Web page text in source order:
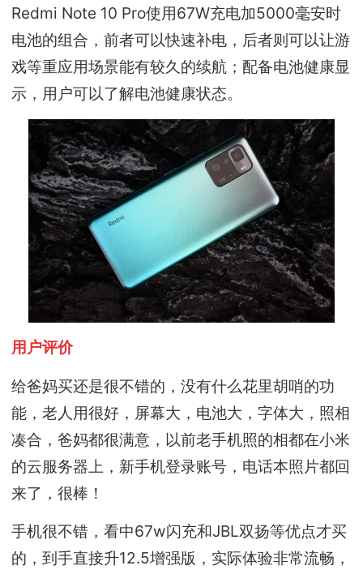
Redmi Note 10 Pro使用67W充电加5000毫安时
电池的组合，前者可以快速补电，后者则可以让游
戏等重应用场景能有较久的续航；配备电池健康显
示，用户可以了解电池健康状态。
用户评价
给爸妈买还是很不错的，没有什么花里胡哨的功
能，老人用很好，屏幕大，电池大，字体大，照相
凑合，爸妈都很满意，以前老手机照的相都在小米
的云服务器上，新手机登录账号，电话本照片都回
来了，很棒！
手机很不错，看中67w闪充和JBL双扬等优点才买
的，到手直接升12.5增强版，实际体验非常流畅，